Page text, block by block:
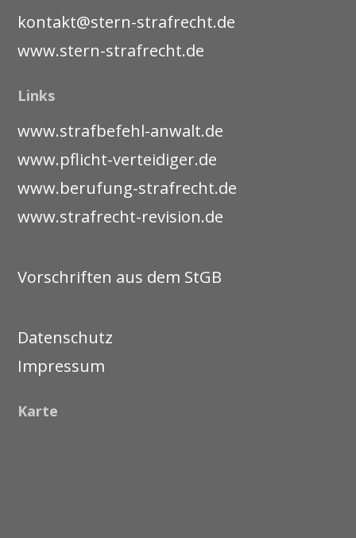
kontakt@stern-strafrecht.de
www.stern-strafrecht.de
Links
www.strafbefehl-anwalt.de
www.pflicht-verteidiger.de
www.berufung-strafrecht.de
www.strafrecht-revision.de
Vorschriften aus dem StGB
Datenschutz
Impressum
Karte